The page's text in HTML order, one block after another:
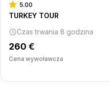
5.00
TURKEY TOUR
Czas trwania 8 godzina
260 €
Cena wywoławcza